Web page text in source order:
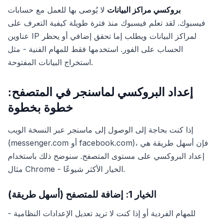
بروكسي مراكز البيانات لا يُوصى بها للعمل مع حسابات
فيسبوك. لقد تعلم فيسبوك منذ فترة طويلة كيفية التعرف على
عناوين IP لمراكز البيانات ويطلب إما تحقق إضافي أو يحظر
الحساب على الفور. استخدمها فقط للمهام الفنية - مثل
استخراج البيانات المفتوحة.
إعداد البروكسي لماسنجر في المتصفح:
خطوة بخطوة
إذا كنت بحاجة إلى الوصول إلى ماسنجر عبر النسخة الويب
(messenger.com أو facebook.com)، فإن أسهل طريقة هي
إعداد البروكسي على مستوى المتصفح. سنوضح ذلك باستخدام
مثال Chrome - الخيار الأكثر شيوعًا.
الخيار 1: إضافة للمتصفح (أسهل طريقة)
للمهام الفردية أو إذا كنت لا تريد تعديل الإعدادات النظامية -